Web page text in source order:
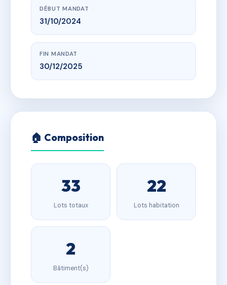
DÉBUT MANDAT
31/10/2024
FIN MANDAT
30/12/2025
🏠 Composition
33
Lots totaux
22
Lots habitation
2
Bâtiment(s)